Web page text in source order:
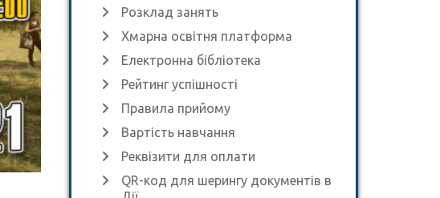
Розклад занять
Хмарна освітня платформа
Електронна бібліотека
Рейтинг успішності
Правила прийому
Вартість навчання
Реквізити для оплати
QR-код для шерингу документів в